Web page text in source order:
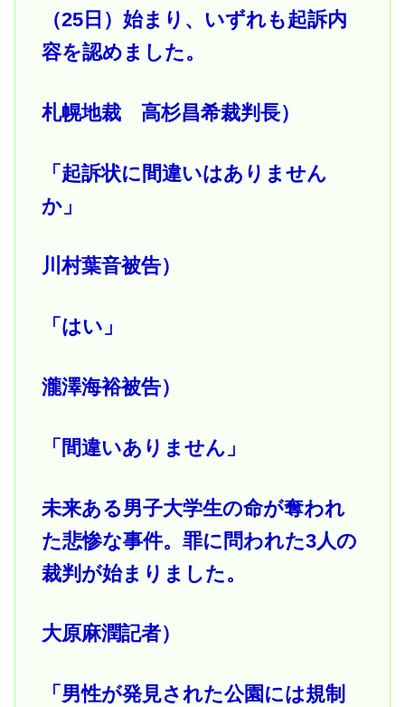
（25日）始まり、いずれも起訴内
容を認めました。
札幌地裁 高杉昌希裁判長）
「起訴状に間違いはありません
か」
川村葉音被告）
「はい」
瀧澤海裕被告）
「間違いありません」
未来ある男子大学生の命が奪われ
た悲惨な事件。罪に問われた3人の
裁判が始まりました。
大原麻潤記者）
「男性が発見された公園には規制